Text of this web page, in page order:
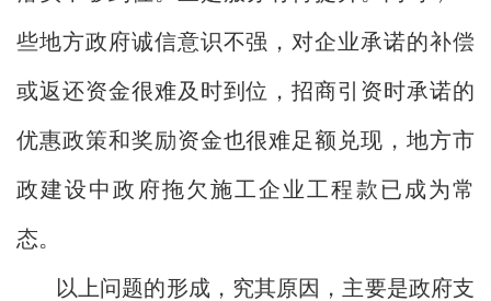
些地方政府诚信意识不强，对企业承诺的补偿
或返还资金很难及时到位，招商引资时承诺的
优惠政策和奖励资金也很难足额兑现，地方市
政建设中政府拖欠施工企业工程款已成为常
态。
以上问题的形成，究其原因，主要是政府支